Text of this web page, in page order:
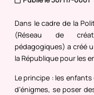
Dans le cadre de la
(Réseau de
pédagogiques) a créé
la République pour les
Le principe : les
d’énigmes, se poser